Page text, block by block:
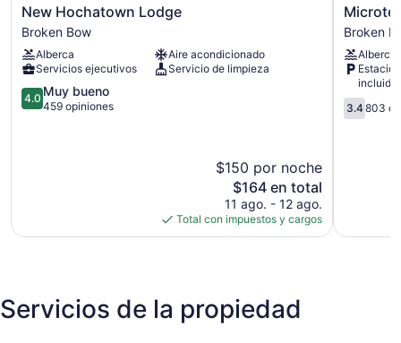
New
Hochatown
Lodge
Broken
Bow
New Hochatown Lodge
Broken Bow
Alberca
Aire acondicionado
Servicios ejecutivos
Servicio de limpieza
4.0
de
4.0 Muy bueno
459 opiniones
$150 por noche
El
precio
actual
es
$164 en total
11 ago. - 12 ago.
Total con impuestos y cargos
Microtel
Inn
by
Wyndham
Broken
Bow
Broken
Bow
Broken
Alberca
incluido
3.4
de
3.4803
Servicios de la propiedad